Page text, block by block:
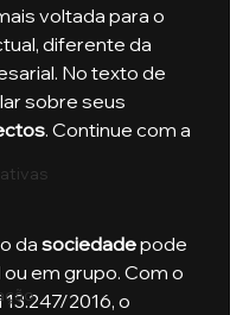
voltada para o
diferente da
No texto de
sobre seus
. Continue com a
da
sociedade pode
em grupo. Com o
2016, o